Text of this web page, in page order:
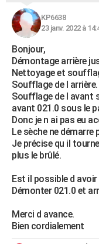
KP6638
23 janv. 2022 à
Bonjour,
Démontage arrière
Nettoyage et
Soufflage de l arrière.
Soufflage de l avant
avant 021.0 sous le
Donc je n ai pas eu
Le sèche ne démarre
Je précise qu il
plus le brûlé.
Est il possible d
Démonter 021.0 et
Merci d avance.
Bien cordialement